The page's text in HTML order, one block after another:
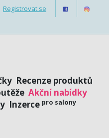
Registrovat se
Recenze produktů
Akční nabídky
Inzerce pro salony